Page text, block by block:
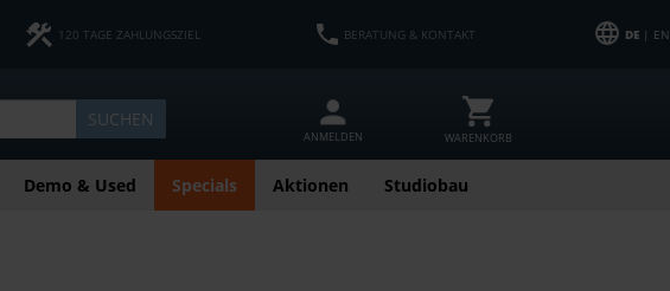
120 TAGE ZAHLUNGSZIEL BERATUNG & KONTAKT DE| EN
SUCHEN
ANMELDEN WARENKORB
Demo & Used Specials Aktionen Studiobau